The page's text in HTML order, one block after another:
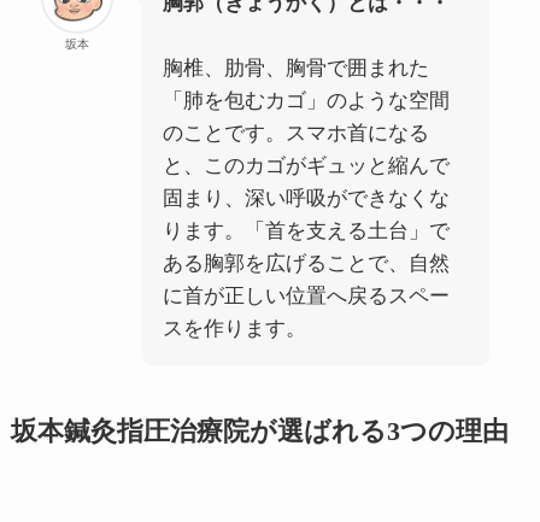
坂本
胸椎、肋骨、胸骨で囲まれた
「肺を包むカゴ」のような空間
のことです。スマホ首になる
と、このカゴがギュッと縮んで
固まり、深い呼吸ができなくな
ります。「首を支える土台」で
ある胸郭を広げることで、自然
に首が正しい位置へ戻るスペー
スを作ります。
坂本鍼灸指圧治療院が選ばれる3つの理由